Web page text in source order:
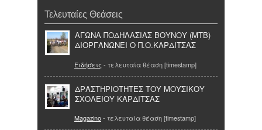
Τελευταίες Θεάσεις
ΑΓΩΝΑ ΠΟΔΗΛΑΣΙΑΣ ΒΟΥΝΟΥ (ΜΤΒ)
ΔΙΟΡΓΑΝΩΝΕΙ Ο Π.Ο.ΚΑΡΔΙΤΣΑΣ
Ειδήσεις - τελευταία θέαση [timestamp]
ΔΡΑΣΤΗΡΙΟΤΗΤΕΣ ΤΟΥ ΜΟΥΣΙΚΟΥ
ΣΧΟΛΕΙΟΥ ΚΑΡΔΙΤΣΑΣ
Magazino- τελευταία θέαση [timestamp]